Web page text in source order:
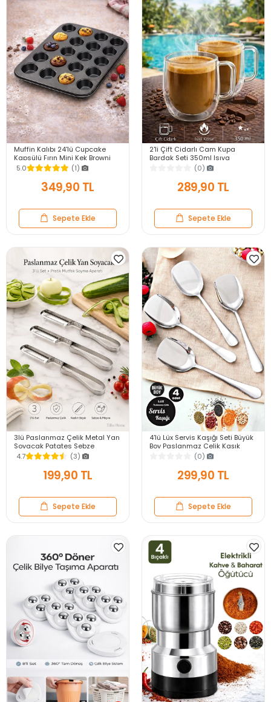
Muffin Kalıbı 24'lü Cupcake
Kapsülü Fırın Mini Kek Browni
Kekstra Kurabiye Kalıbı Muffin
Baking Pan
5.0 (1)
349,90 TL
Sepete Ekle
2'li Çift Cidarlı Cam Kupa
Bardak Seti 350ml Isıya
Dayanıklı Espresso Sunum
Kulplu Kahve Bardağı
(0)
289,90 TL
Sepete Ekle
3lü Paslanmaz Çelik Metal Yan
Soyacak Patates Sebze
Salatalık Havuç Soyacağı
Mutfak Soyma Aparatı
4.7 (3)
199,90 TL
Sepete Ekle
4'lü Lüx Servis Kaşığı Seti Büyük
Boy Paslanmaz Çelik Kaşık
Salata Yemek Mutfak Kaşığı
(0)
299,90 TL
Sepete Ekle